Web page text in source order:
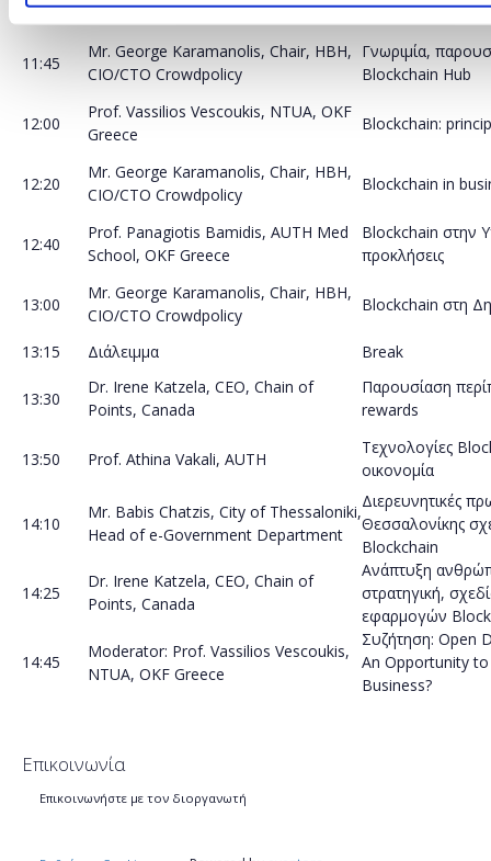
Greece, AUTH
Ανοικτής Γνώσης
11:45
Mr. George Karamanolis, Chair, HBH,
CIO/CTO Crowdpolicy
Γνωριμία,
Blockchain Hub
12:00
Prof. Vassilios Vescoukis, NTUA, OKF
Greece
Blockchain:
12:20
Mr. George Karamanolis, Chair, HBH,
CIO/CTO Crowdpolicy
Blockchain in
12:40
Prof. Panagiotis Bamidis, AUTH Med
School, OKF Greece
Blockchain στην
προκλήσεις
13:00
Mr. George Karamanolis, Chair, HBH,
CIO/CTO Crowdpolicy
Blockchain στη
13:15 Διάλειμμα Break
13:30
Dr. Irene Katzela, CEO, Chain of
Points, Canada
Παρουσίαση
rewards
13:50 Prof. Athina Vakali, AUTH
Τεχνολογίες
οικονομία
14:10
Mr. Babis Chatzis, City of Thessaloniki,
Head of e-Government Department
Διερευνητικές
Θεσσαλονίκης
Blockchain
14:25
Dr. Irene Katzela, CEO, Chain of
Points, Canada
Ανάπτυξη
στρατηγική,
εφαρμογών
14:45
Moderator: Prof. Vassilios Vescoukis,
NTUA, OKF Greece
Συζήτηση: Open
An Opportunity
Business?
Επικοινωνία
Επικοινωνήστε με τον διοργανωτή